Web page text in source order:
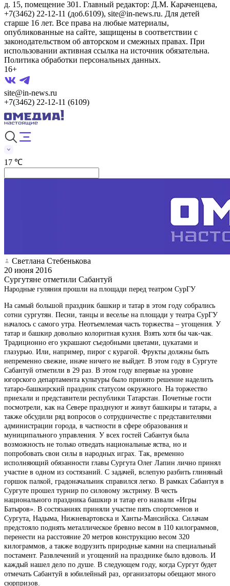
д. 15, помещение 301. Главный редактор: Д.М. Караченцева,
+7(3462) 22-12-11 (доб.6109), site@in-news.ru. Для детей
старше 16 лет. Все права на любые материалы,
опубликованные на сайте, защищены в соответствии с
законодательством об авторском и смежных правах. При
использовании активная ссылка на источник обязательна.
Политика обработки персональных данных.
16+
site@in-news.ru
+7(3462) 22-12-11 (6109)
17 ℃
Светлана Стебенькова
20 июня 2016
Сургутяне отметили Сабантуй
Народные гуляния прошли на площади перед театром СурГУ
На самый большой праздник башкир и татар в этом году собрались
сотни сургутян. Песни, танцы и веселье на площади у театра СурГУ
началось с самого утра. Неотъемлемая часть торжества – угощения. У
татар и башкир довольно колоритная кухня. Взять хотя бы чак-чак.
Традиционно его украшают съедобными цветами, цукатами и
глазурью. Или, например, пирог с курагой. Фрукты должны быть
непременно свежие, иначе ничего не выйдет. В этом году в Сургуте
Сабантуй отметили в 29 раз. В этом году впервые на уровне
югорского департамента культуры было принято решение наделить
татаро-башкирский праздник статусом окружного. На торжество
приехали и представители республики Татарстан. Почетные гости
посмотрели, как на Севере празднуют и живут башкиры и татары, а
также обсудили ряд вопросов о сотрудничестве с представителями
администрации города, в частности в сфере образования и
муниципального управления. У всех гостей Сабантуя была
возможность не только отведать национальные яства, но и
попробовать свои силы в народных играх. Так, временно
исполняющий обязанности главы Сургута Олег Лапин лично принял
участие в одном из состязаний. С задачей, вслепую разбить глиняный
горшок палкой, градоначальник справился легко. В рамках Сабантуя в
Сургуте прошел турнир по силовому экстриму. В честь
национального праздника башкир и татар его назвали «Игры
Батыров». В состязаниях приняли участие пять спортсменов и
Сургута, Надыма, Нижневартовска и Ханты-Мансийска. Силачам
предстояло поднять металлическое бревно весом в 110 килограммов,
перенести на расстояние 20 метров конструкцию весом 320
килограммов, а также водрузить природные камни на специальный
постамент. Развлечений и угощений на празднике было вдоволь. И
каждый нашел дело по душе. В следующем году, когда Сургут будет
отмечать Сабантуй в юбилейный раз, организаторы обещают много
сюрпризов.